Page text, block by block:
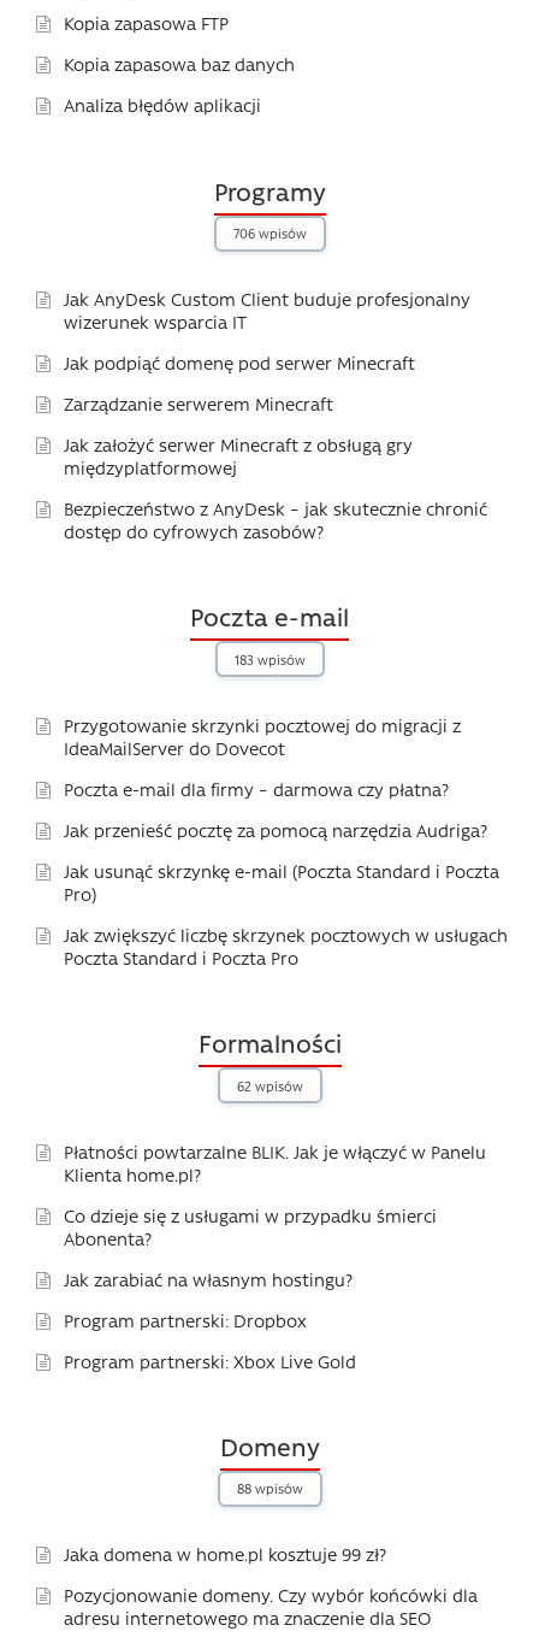
Kopia zapasowa FTP
Kopia zapasowa baz danych
Analiza błędów aplikacji
Programy
706 wpisów
Jak AnyDesk Custom Client buduje profesjonalny
wizerunek wsparcia IT
Jak podpiąć domenę pod serwer Minecraft
Zarządzanie serwerem Minecraft
Jak założyć serwer Minecraft z obsługą gry
międzyplatformowej
Bezpieczeństwo z AnyDesk – jak skutecznie chronić
dostęp do cyfrowych zasobów?
Poczta e-mail
183 wpisów
Przygotowanie skrzynki pocztowej do migracji z
IdeaMailServer do Dovecot
Poczta e-mail dla firmy – darmowa czy płatna?
Jak przenieść pocztę za pomocą narzędzia Audriga?
Jak usunąć skrzynkę e-mail (Poczta Standard i Poczta
Pro)
Jak zwiększyć liczbę skrzynek pocztowych w usługach
Poczta Standard i Poczta Pro
Formalności
62 wpisów
Płatności powtarzalne BLIK. Jak je włączyć w Panelu
Klienta home.pl?
Co dzieje się z usługami w przypadku śmierci
Abonenta?
Jak zarabiać na własnym hostingu?
Program partnerski: Dropbox
Program partnerski: Xbox Live Gold
Domeny
88 wpisów
Jaka domena w home.pl kosztuje 99 zł?
Pozycjonowanie domeny. Czy wybór końcówki dla
adresu internetowego ma znaczenie dla SEO